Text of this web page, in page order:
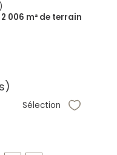
006 m² de terrain
Sélection